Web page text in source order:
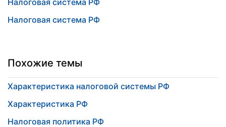
Налоговая система РФ
Налоговая система РФ
Похожие темы
Характеристика налоговой системы РФ
Характеристика РФ
Налоговая политика РФ